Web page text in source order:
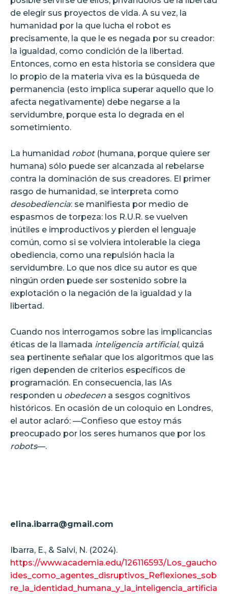
de elegir sus proyectos de vida. A su vez, la
humanidad por la que lucha el robot es
precisamente, la que le es negada por su creador:
la igualdad, como condición de la libertad.
Entonces, como en esta historia se considera que
lo propio de la materia viva es la búsqueda de
permanencia (esto implica superar aquello que lo
afecta negativamente) debe negarse a la
servidumbre, porque esta lo degrada en el
sometimiento.
La humanidad robot(humana, porque quiere ser
humana) sólo puede ser alcanzada al rebelarse
contra la dominación de sus creadores. El primer
rasgo de humanidad, se interpreta como
desobediencia: se manifiesta por medio de
espasmos de torpeza: los R.U.R. se vuelven
inútiles e improductivos y pierden el lenguaje
común, como si se volviera intolerable la ciega
obediencia, como una repulsión hacia la
servidumbre. Lo que nos dice su autor es que
ningún orden puede ser sostenido sobre la
explotación o la negación de la igualdad y la
libertad.
Cuando nos interrogamos sobre las implicancias
éticas de la llamada inteligencia artificial, quizá
sea pertinente señalar que los algoritmos que las
rigen dependen de criterios específicos de
programación. En consecuencia, las IAs
responden u obedecen a sesgos cognitivos
históricos. En ocasión de un coloquio en Londres,
el autor aclaró: —Confieso que estoy más
preocupado por los seres humanos que por los
robots—.
elina.ibarra@gmail.com
Ibarra, E., & Salvi, N. (2024).
https://www.academia.edu/126116593/Los_gaucho
ides_como_agentes_disruptivos_Reflexiones_sob
re_la_identidad_humana_y_la_inteligencia_artificia